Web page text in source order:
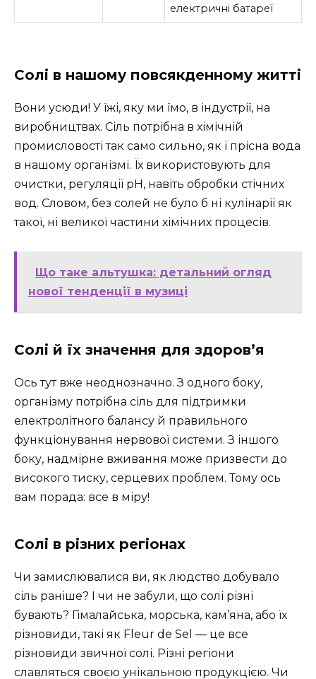
електричні батареї
Солі в нашому повсякденному житті
Вони усюди! У їжі, яку ми їмо, в індустрії, на
виробництвах. Сіль потрібна в хімічній
промисловості так само сильно, як і прісна вода
в нашому організмі. Їх використовують для
очистки, регуляції рН, навіть обробки стічних
вод. Словом, без солей не було б ні кулінарії як
такої, ні великої частини хімічних процесів.
Що таке альтушка: детальний огляд
нової тенденції в музиці
Солі й їх значення для здоров’я
Ось тут вже неоднозначно. З одного боку,
організму потрібна сіль для підтримки
електролітного балансу й правильного
функціонування нервової системи. З іншого
боку, надмірне вживання може призвести до
високого тиску, серцевих проблем. Тому ось
вам порада: все в міру!
Солі в різних регіонах
Чи замислювалися ви, як людство добувало
сіль раніше? І чи не забули, що солі різні
бувають? Гімалайська, морська, кам’яна, або їх
різновиди, такі як Fleur de Sel — це все
різновиди звичної солі. Різні регіони
славляться своєю унікальною продукцією. Чи